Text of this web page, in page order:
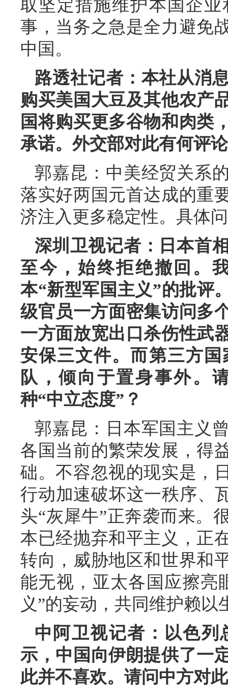
取坚定措施维护本国企
事，当务之急是全力避免
中国。
路透社记者：本社从消
购买美国大豆及其他农产
国将购买更多谷物和肉类
承诺。外交部对此有何评
郭嘉昆：中美经贸关系
落实好两国元首达成的重
济注入更多稳定性。具体
深圳卫视记者：日本首
至今，始终拒绝撤回。
本“新型军国主义”的批评
级官员一方面密集访问多
一方面放宽出口杀伤性武
安保三文件。而第三方
队，倾向于置身事外。
种“中立态度”？
郭嘉昆：日本军国主义
各国当前的繁荣发展，得
础。不容忽视的现实是，
行动加速破坏这一秩序、
头“灰犀牛”正奔袭而来。
本已经抛弃和平主义，正
转向，威胁地区和世界和
能无视，亚太各国应擦亮
义”的妄动，共同维护赖
中阿卫视记者：以色列
示，中国向伊朗提供了一
此并不喜欢。请问中方对